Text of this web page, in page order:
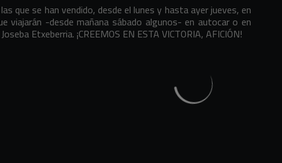
que se han vendido, desde el lunes y hasta ayer jueves, en
viajarán -desde mañana sábado algunos- en autocar o en
Etxeberria. ¡CREEMOS EN ESTA VICTORIA, AFICIÓN!